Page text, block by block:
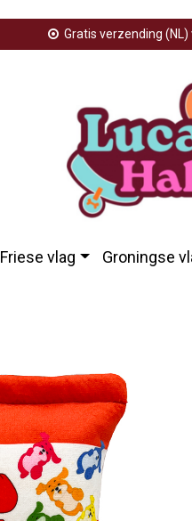
Gratis verzending
Friese vlag Groningse